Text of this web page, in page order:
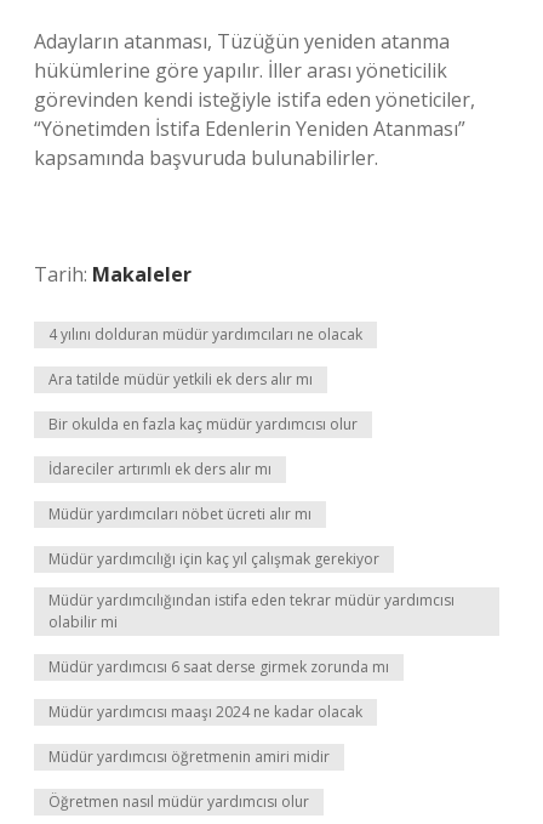
Adayların atanması, Tüzüğün yeniden atanma
hükümlerine göre yapılır. İller arası yöneticilik
görevinden kendi isteğiyle istifa eden yöneticiler,
“Yönetimden İstifa Edenlerin Yeniden Atanması”
kapsamında başvuruda bulunabilirler.
Tarih: Makaleler
4 yılını dolduran müdür yardımcıları ne olacak
Ara tatilde müdür yetkili ek ders alır mı
Bir okulda en fazla kaç müdür yardımcısı olur
İdareciler artırımlı ek ders alır mı
Müdür yardımcıları nöbet ücreti alır mı
Müdür yardımcılığı için kaç yıl çalışmak gerekiyor
Müdür yardımcılığından istifa eden tekrar müdür yardımcısı
olabilir mi
Müdür yardımcısı 6 saat derse girmek zorunda mı
Müdür yardımcısı maaşı 2024 ne kadar olacak
Müdür yardımcısı öğretmenin amiri midir
Öğretmen nasıl müdür yardımcısı olur